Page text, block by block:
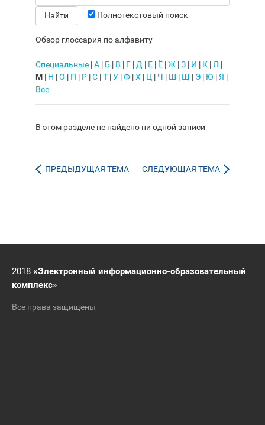
Полнотекстовый поиск
Обзор глоссария по алфавиту
Специальные |А | Б | В | Г |Д | Е | Ё |Ж |З | И | К |Л |
М | Н |О | П | Р |С |Т |У |Ф |Х | Ц | Ч | Ш | Щ | Э | Ю |Я |
Все
В этом разделе не найдено ни одной записи
ПРЕДЫДУЩАЯ ТЕМА СЛЕДУЮЩАЯ ТЕМА
2018 «Электронный информационно-образовательный
комплекс»
Все права защищены